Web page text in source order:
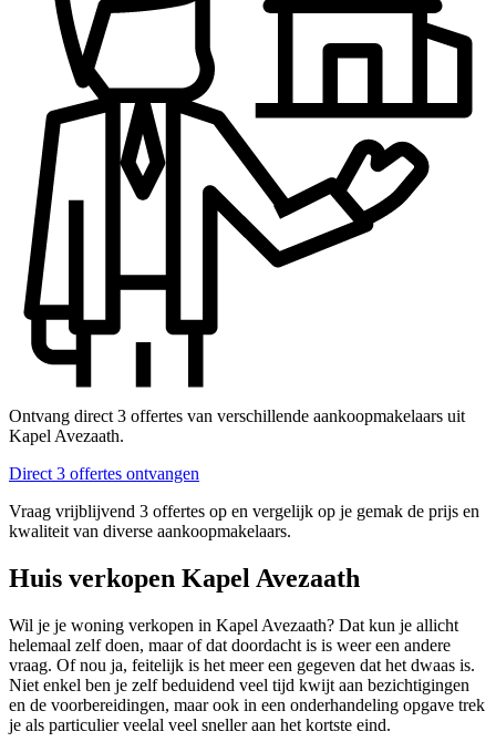
Ontvang direct 3 offertes van verschillende aankoopmakelaars uit
Kapel Avezaath.
Direct 3 offertes ontvangen
Vraag vrijblijvend 3 offertes op en vergelijk op je gemak de prijs en
kwaliteit van diverse aankoopmakelaars.
Huis verkopen Kapel Avezaath
Wil je je woning verkopen in Kapel Avezaath? Dat kun je allicht
helemaal zelf doen, maar of dat doordacht is is weer een andere
vraag. Of nou ja, feitelijk is het meer een gegeven dat het dwaas is.
Niet enkel ben je zelf beduidend veel tijd kwijt aan bezichtigingen
en de voorbereidingen, maar ook in een onderhandeling opgave trek
je als particulier veelal veel sneller aan het kortste eind.